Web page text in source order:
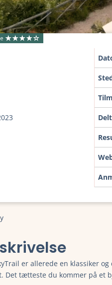
er allerede en klassiker
Det tætteste du kommer på et